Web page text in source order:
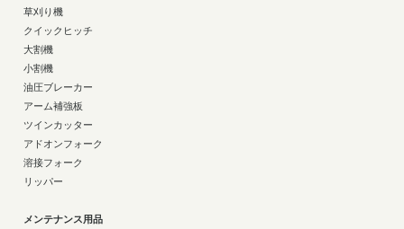
草刈り機
クイックヒッチ
大割機
小割機
油圧ブレーカー
アーム補強板
ツインカッター
アドオンフォーク
溶接フォーク
リッパー
メンテナンス用品